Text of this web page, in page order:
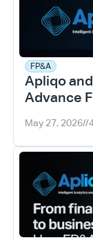
FP&A
Apliqo
Advance
May 27, 2026//